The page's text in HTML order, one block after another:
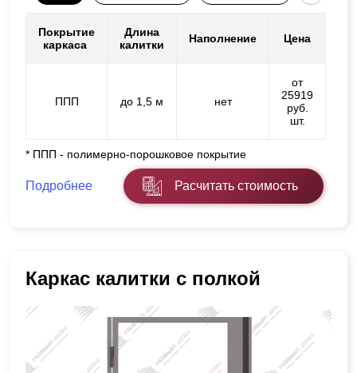
Покрытие
каркаса
Длина
калитки
Наполнение Цена
ППП до 1,5 м нет
от
25919
руб.
шт.
* ППП - полимерно-порошковое покрытие
Подробнее Расчитать стоимость
Каркас калитки с полкой